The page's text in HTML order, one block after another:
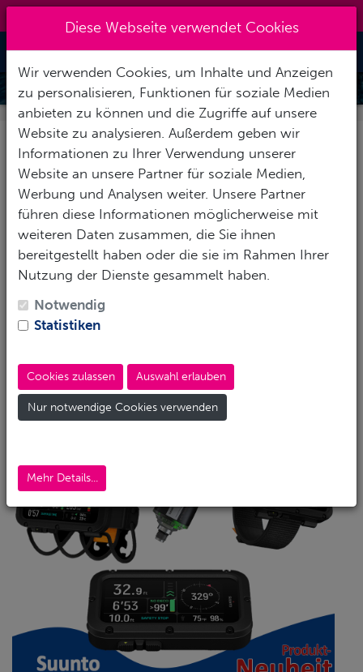
Toggle
ANGEBOTE - IM LADEN ODER
ONLINE
Diese Webseite verwendet Cookies
Wir verwenden Cookies, um Inhalte und Anzeigen
zu personalisieren, Funktionen für soziale Medien
anbieten zu können und die Zugriffe auf unsere
Website zu analysieren. Außerdem geben wir
Informationen zu Ihrer Verwendung unserer
Website an unsere Partner für soziale Medien,
Werbung und Analysen weiter. Unsere Partner
führen diese Informationen möglicherweise mit
weiteren Daten zusammen, die Sie ihnen
bereitgestellt haben oder die sie im Rahmen Ihrer
Nutzung der Dienste gesammelt haben.
Notwendig
Statistiken
Cookies zulassen Auswahl erlauben
Nur notwendige Cookies verwenden
Mehr Details...